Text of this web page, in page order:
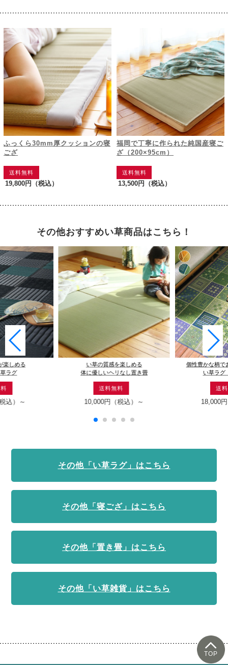
TOP
ふっくら30mm厚クッションの寝
ござ
送料無料
19,800円 （税込）
福岡で丁寧に作られた純国産寝ご
ざ（200×95cm）
送料無料
13,500円 （税込）
その他おすすめい草商品はこちら！
楽しめる
ラグ
込）～
い草の質感を楽しめる
体に優しいヘリなし置き畳
送料無料
10,000円 （税込）～
個性豊かな柄で
い草ラグ
送
18,000円
その他「い草ラグ」はこちら
その他「寝ござ」はこちら
その他「置き畳」はこちら
その他「い草雑貨」はこちら